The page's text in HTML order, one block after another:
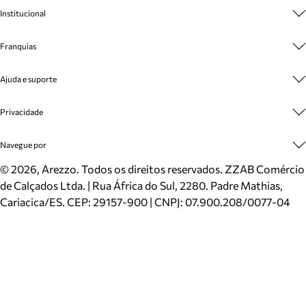
Institucional
Cashback
Venda Corporativa
Mapa do Site
Inverno
Mundo Arezzo
Franquias
Plano de Negócio
Ajuda e suporte
Cadastro
Meus Pedidos
Trocas e Devoluções
Cartão Presente
Localizador de lojas
Privacidade
Politica e Privacidade
Navegue por
Sapatos
Bolsas
Scarpins
©2026, Arezzo. Todos os direitos reservados. ZZAB Comércio
de Calçados Ltda. | Rua África do Sul, 2280. Padre Mathias,
Cariacica/ES. CEP: 29157-900 | CNPJ: 07.900.208/0077-04